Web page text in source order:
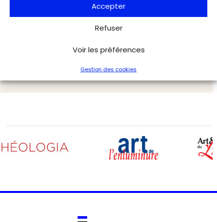
Accepter
Refuser
Voir les préférences
Gestion des cookies
Archéologia